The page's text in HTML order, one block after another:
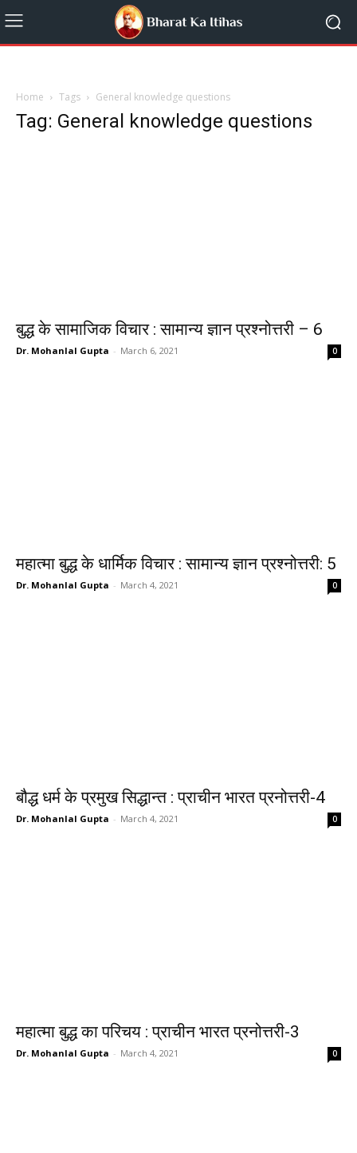
Home Tags General knowledge questions
Tag: General knowledge questions
बुद्ध के सामाजिक विचार : सामान्य ज्ञान प्रश्नोत्तरी – 6
Dr. Mohanlal Gupta - March 6, 2021 0
महात्मा बुद्ध के धार्मिक विचार : सामान्य ज्ञान प्रश्नोत्तरी: 5
Dr. Mohanlal Gupta - March 4, 2021 0
बौद्ध धर्म के प्रमुख सिद्धान्त : प्राचीन भारत प्रनोत्तरी-4
Dr. Mohanlal Gupta - March 4, 2021 0
महात्मा बुद्ध का परिचय : प्राचीन भारत प्रनोत्तरी-3
Dr. Mohanlal Gupta - March 4, 2021 0